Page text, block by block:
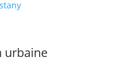
urbaine